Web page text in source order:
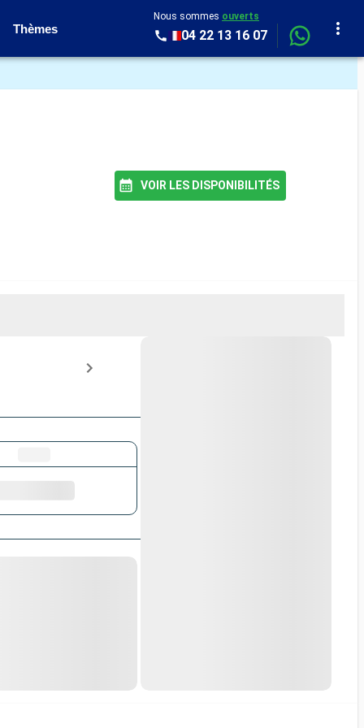
Thèmes
Nous sommes ouverts
04 22 13 16 07
VOIR LES DISPONIBILITÉS